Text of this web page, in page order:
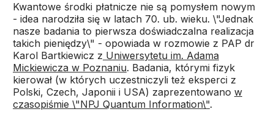
Kwantowe środki płatnicze nie są pomysłem nowym
- idea narodziła się w latach 70. ub. wieku. \"Jednak
nasze badania to pierwsza doświadczalna realizacja
takich pieniędzy\" - opowiada w rozmowie z PAP dr
Karol Bartkiewicz z Uniwersytetu im. Adama
Mickiewicza w Poznaniu. Badania, którymi fizyk
kierował (w których uczestniczyli też eksperci z
Polski, Czech, Japonii i USA) zaprezentowano w
czasopiśmie \"NPJ Quantum Information\".